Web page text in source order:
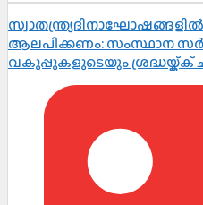
ആലപിക്കണം: സംസ്ഥാന
വകുപ്പുകളുടെയും ശ്രദ്ധയ്ക്ക്
നിർദ്ദേശം